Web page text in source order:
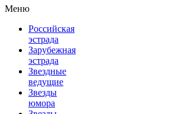
Меню
Российская
эстрада
Зарубежная
эстрада
Звездные
ведущие
Звезды
юмора